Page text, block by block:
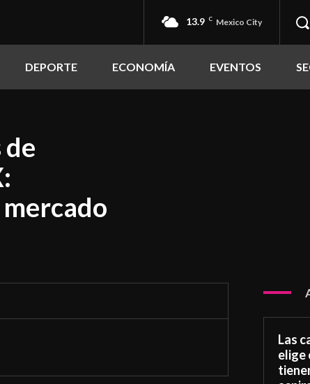
13.9 C Mexico City
DEPORTE ECONOMÍA EVENTOS
de
Las
elige